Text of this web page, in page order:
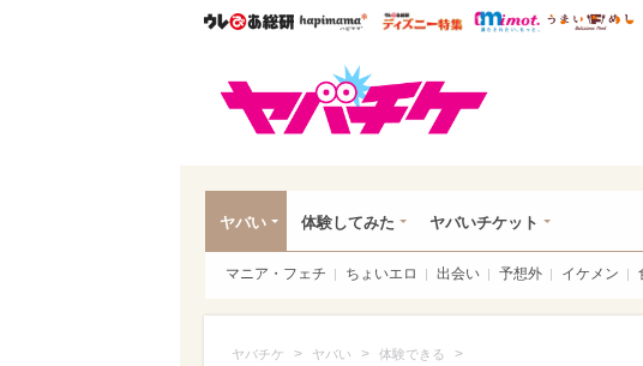
ウレぴあ総研ハピママ* ウレぴあ総研 ディズ
mimot.
ヤバい 体験してみた ヤバいチケット
マニア・フェチ ちょいエロ 出会い 予想外 イケメン
ヤバチケ > ヤバい > 体験できる >